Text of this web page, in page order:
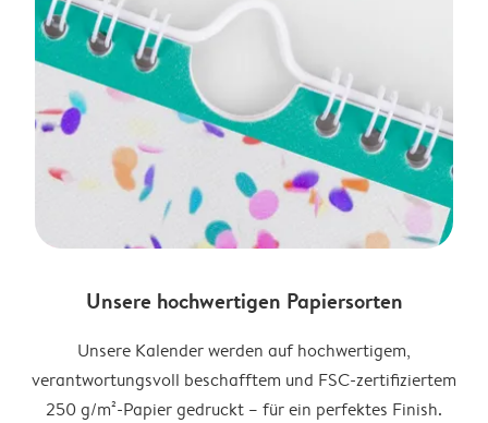
Unsere hochwertigen Papiersorten
Unsere Kalender werden auf hochwertigem,
verantwortungsvoll beschafftem und FSC-zertifiziertem
250 g/m²-Papier gedruckt – für ein perfektes Finish.